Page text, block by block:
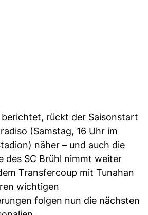
berichtet, rückt der Saisonstart
(Samstag, 16 Uhr im
näher – und auch die
des SC Brühl nimmt weiter
Transfercoup mit Tunahan
wichtigen
folgen nun die nächsten